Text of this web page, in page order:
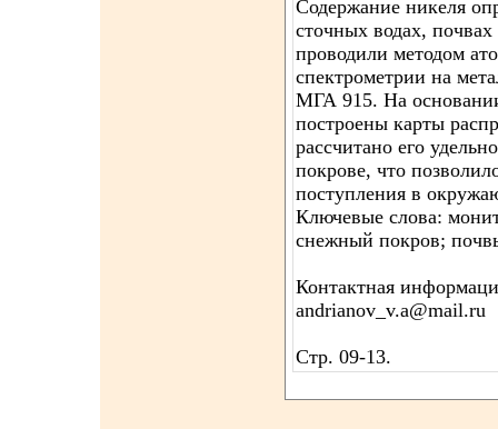
Содержание никеля
сточных водах,
проводили методом
спектрометрии на
МГА 915. На
построены карты
рассчитано его
покрове, что
поступления в
Ключевые слова:
снежный покров;
Контактная
andrianov_v.a@mail.ru
Стр. 09-13.